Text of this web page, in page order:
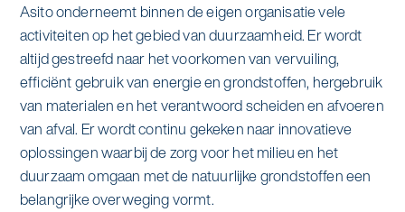
Asito onderneemt binnen de eigen organisatie vele
activiteiten op het gebied van duurzaamheid. Er wordt
altijd gestreefd naar het voorkomen van vervuiling,
efficiënt gebruik van energie en grondstoffen, hergebruik
van materialen en het verantwoord scheiden en afvoeren
van afval. Er wordt continu gekeken naar innovatieve
oplossingen waarbij de zorg voor het milieu en het
duurzaam omgaan met de natuurlijke grondstoffen een
belangrijke overweging vormt.